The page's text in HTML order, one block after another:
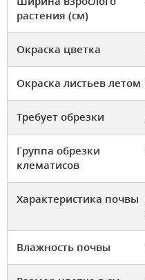
растения (см)
Окраска цветка
Окраска листьев летом
Требует обрезки
Группа обрезки
клематисов
Характеристика почвы
Влажность почвы